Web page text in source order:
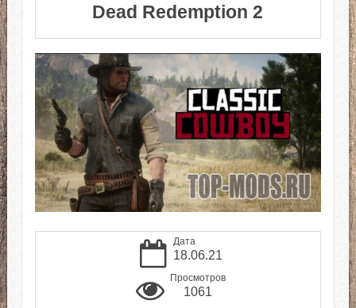
Dead Redemption 2
Дата
18.06.21
Просмотров
1061